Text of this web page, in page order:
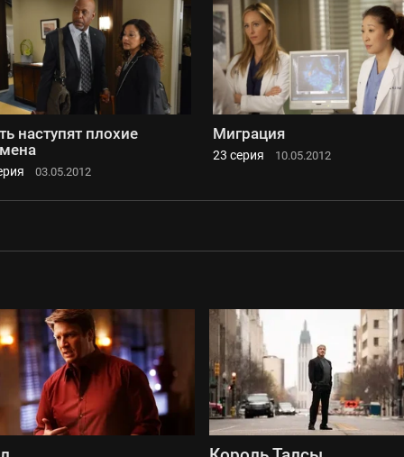
наступят плохие
03.05.2012
Миграция
23 серия 10.05.2012